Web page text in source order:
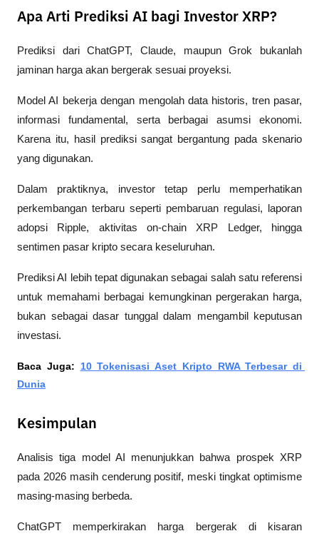
Apa Arti Prediksi AI bagi Investor XRP?
Prediksi dari ChatGPT, Claude, maupun Grok bukanlah
jaminan harga akan bergerak sesuai proyeksi.
Model AI bekerja dengan mengolah data historis, tren pasar,
informasi fundamental, serta berbagai asumsi ekonomi.
Karena itu, hasil prediksi sangat bergantung pada skenario
yang digunakan.
Dalam praktiknya, investor tetap perlu memperhatikan
perkembangan terbaru seperti pembaruan regulasi, laporan
adopsi Ripple, aktivitas on-chain XRP Ledger, hingga
sentimen pasar kripto secara keseluruhan.
Prediksi AI lebih tepat digunakan sebagai salah satu referensi
untuk memahami berbagai kemungkinan pergerakan harga,
bukan sebagai dasar tunggal dalam mengambil keputusan
investasi.
Baca Juga: 10 Tokenisasi Aset Kripto RWA Terbesar di
Dunia
Kesimpulan
Analisis tiga model AI menunjukkan bahwa prospek XRP
pada 2026 masih cenderung positif, meski tingkat optimisme
masing-masing berbeda.
ChatGPT memperkirakan harga bergerak di kisaran